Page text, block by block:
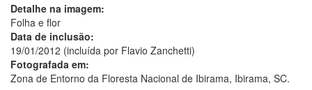
Detalhe na imagem:
Folha e flor
Data de inclusão:
19/01/2012 (incluída por Flavio Zanchetti)
Fotografada em:
Zona de Entorno da Floresta Nacional de Ibirama, Ibirama, SC.